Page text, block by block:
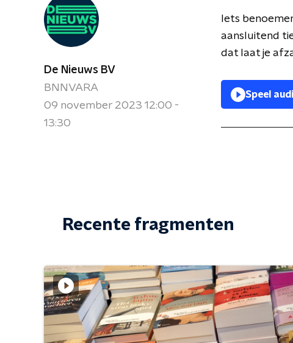
De Nieuws BV
BNNVARA
09 november 2023 12:00 -
13:30
Iets
aansluitend
dat laat je
Speel
Recente fragmenten